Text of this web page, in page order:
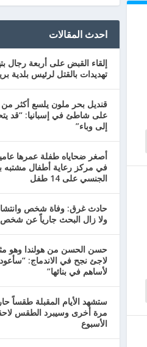
احدث المقالات
إلقاء القبض على أربعة رجال
تهديدات بالقتل لرئيس بلدية
على شاطئ في إسبانيا: “قد
إلى وباء”
أصغر ضحاياه طفلة عمرها
في مركز رعاية أطفال مشتبه به
الجنسي على 14 طفل
حادث غرق: وفاة شخص
ولا زال البحث جارياً عن شخص
حسن الحسن من هولندا وهو
لاجئ نجح في الاندماج:
لأساهم في بنائها”
ستشهد الأيام المقبلة طقساً
مرة أخرى وسيبرد الطقس
الأسبوع